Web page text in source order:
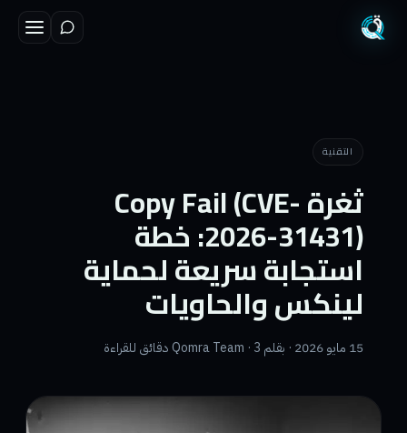
التقنية
ثغرة Copy Fail (CVE-
2026-31431): خطة
استجابة سريعة لحماية
لينكس والحاويات
15 مايو 2026 · بقلم Qomra Team · 3 دقائق للقراءة